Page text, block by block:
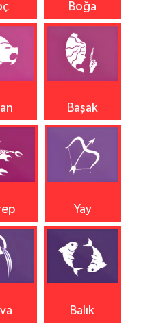
Boğa
Başak
Yay
Balık